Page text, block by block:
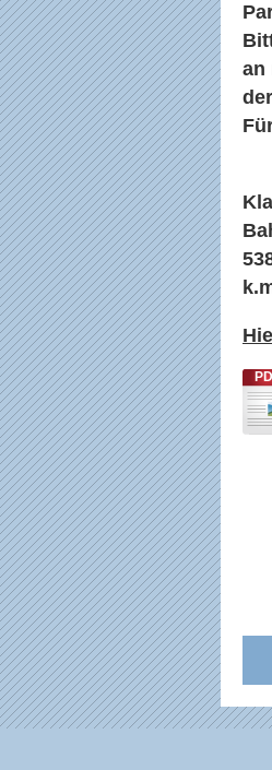
an